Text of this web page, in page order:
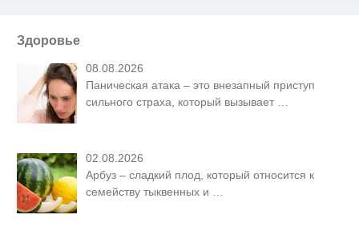
Здоровье
08.08.2026
Паническая атака – это внезапный приступ
сильного страха, который вызывает
02.08.2026
Арбуз – сладкий плод, который относится к
семейству тыквенных и